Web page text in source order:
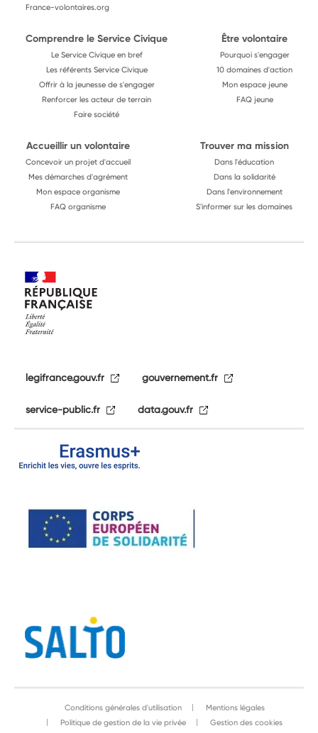
France-volontaires.org
Comprendre le Service Civique
Le Service Civique en bref
Les référents Service Civique
Offrir à la jeunesse de s'engager
Renforcer les acteur de terrain
Faire société
Être volontaire
Pourquoi s'engager
10 domaines d'action
Mon espace jeune
FAQ jeune
Accueillir un volontaire
Concevoir un projet d'accueil
Mes démarches d'agrément
Mon espace organisme
FAQ organisme
Trouver ma mission
Dans l'éducation
Dans la solidarité
Dans l'environnement
S'informer sur les domaines
legifrance.gouv.fr gouvernement.fr
service-public.fr data.gouv.fr
Conditions générales d'utilisation
Mentions légales
Politique de gestion de la vie privée
Gestion des cookies